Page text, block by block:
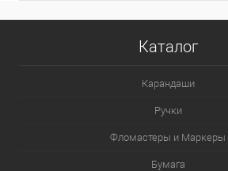
Каталог
Карандаши
Ручки
Фломастеры и Маркеры
Бумага